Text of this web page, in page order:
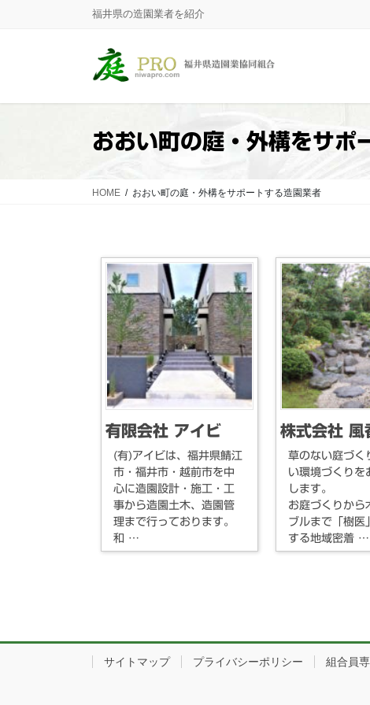
に
ョ
福井県の造園業者を紹介
おおい町の庭・外構をサポ
HOME おおい町の庭・外構をサポートする造園業者
有限会社 アイビ
(有)アイビは、福井県鯖江
市・福井市・越前市を中
心に造園設計・施工・工
事から造園土木、造園管
理まで行っております。
和 …
株式会社 風
草のない庭づく
い環境づくりを
します。
お庭づくりから
ブルまで「樹医
する地域密着 …
サイトマップ プライバシーポリシー 組合員